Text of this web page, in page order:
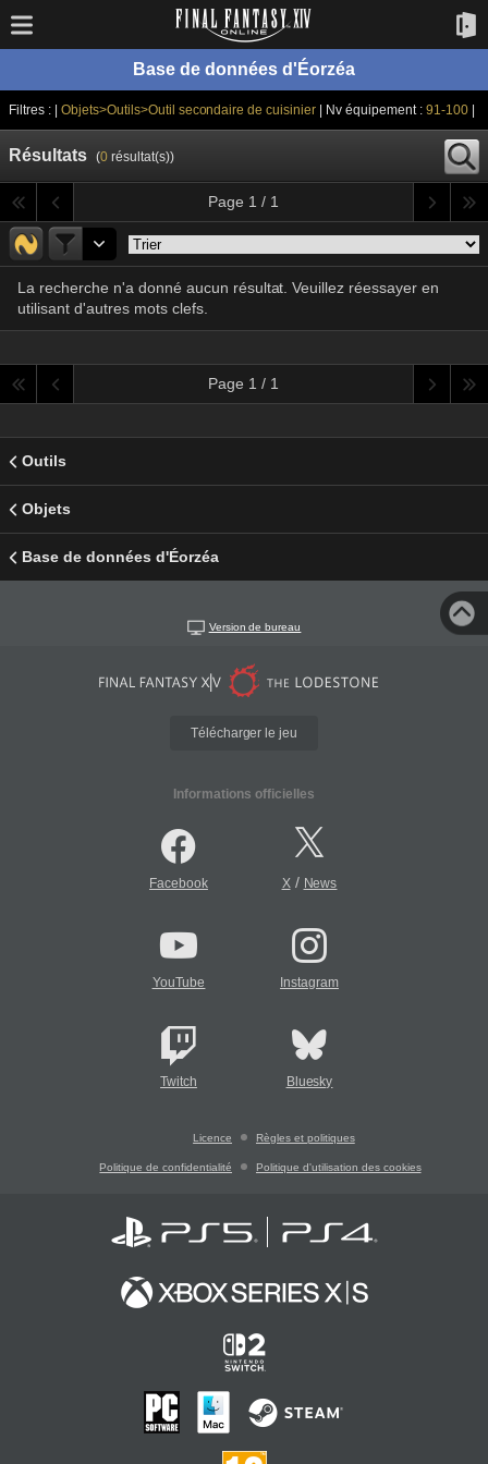
Base de données d'Éorzéa
Filtres : | Objets>Outils>Outil secondaire de cuisinier | Nv équipement : 91-100|
Résultats (0résultat(s))
Page 1 / 1
La recherche n'a donné aucun résultat. Veuillez réessayer en
utilisant d'autres mots clefs.
Page 1 / 1
Outils
Objets
Base de données d'Éorzéa
Version de bureau
Télécharger le jeu
Informations officielles
Facebook X/ News
YouTube Instagram
Twitch Bluesky
Licence Règles et politiques
Politique de confidentialité Politique d'utilisation des cookies